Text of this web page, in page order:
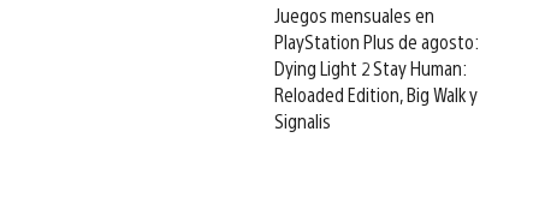
Juegos mensuales en
PlayStation Plus de agosto:
Dying Light 2 Stay Human:
Reloaded Edition, Big Walk y
Signalis